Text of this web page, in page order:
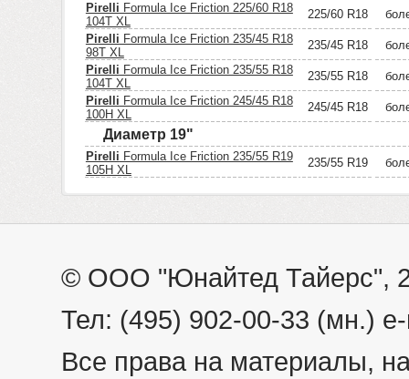
Pirelli Formula Ice Friction 225/60 R18
104T XL
225/60 R18
Pirelli Formula Ice Friction 235/45 R18
98T XL
235/45 R18
Pirelli Formula Ice Friction 235/55 R18
104T XL
235/55 R18
Pirelli Formula Ice Friction 245/45 R18
100H XL
245/45 R18
Диаметр 19"
Pirelli Formula Ice Friction 235/55 R19
105H XL
235/55 R19
© ООО "Юнайтед Тайерс",
Тел: (495) 902-00-33 (мн.)
Все права на материалы,